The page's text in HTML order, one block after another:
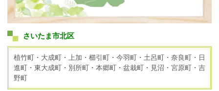
さいたま市北区
植竹町・大成町・上加・櫛引町・今羽町・土呂町・奈良町・日
進町・東大成町・別所町・本郷町・盆栽町・見沼・宮原町・吉
野町